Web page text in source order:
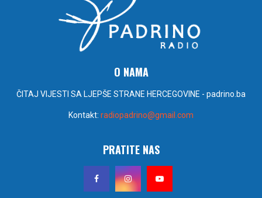
O NAMA
ČITAJ VIJESTI SA LJEPŠE STRANE HERCEGOVINE - padrino.ba
Kontakt: radiopadrino@gmail.com
PRATITE NAS